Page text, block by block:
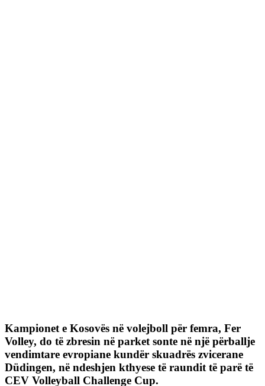
Kampionet e Kosovës në volejboll për femra, Fer
Volley, do të zbresin në parket sonte në një përballje
vendimtare evropiane kundër skuadrës zvicerane
Düdingen, në ndeshjen kthyese të raundit të parë të
CEV Volleyball Challenge Cup.